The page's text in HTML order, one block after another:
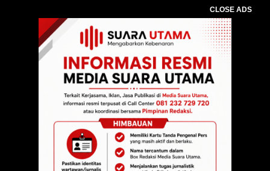
CLOSE ADS